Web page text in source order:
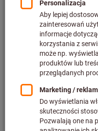
UWAGA:
Ten produkt jest
nie znajduje się